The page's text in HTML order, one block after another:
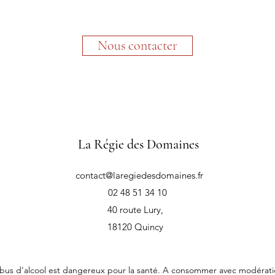
Nous contacter
La Régie des Domaines
contact@laregiedesdomaines.fr
02 48 51 34 10
40 route Lury,
18120 Quincy
d'alcool est dangereux pour la santé. A consommer avec